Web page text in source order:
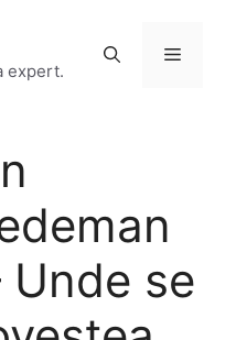
expert.
Menu
Unde se